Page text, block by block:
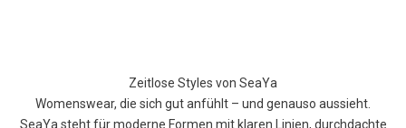
Zeitlose Styles von SeaYa
Womenswear, die sich gut anfühlt – und genauso aussieht.
SeaYa steht für moderne Formen mit klaren Linien, durchdachte